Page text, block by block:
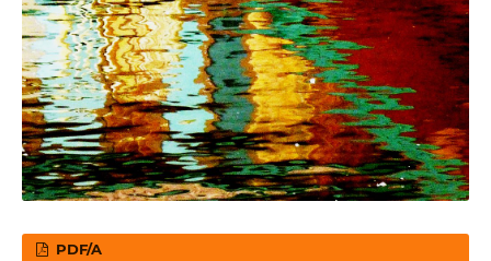
PDF/A